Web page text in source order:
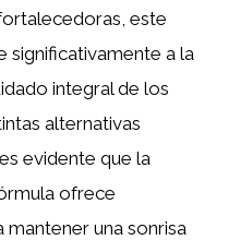
este
a la
integral de los
alternativas
evidente que la
ofrece
mantener una sonrisa